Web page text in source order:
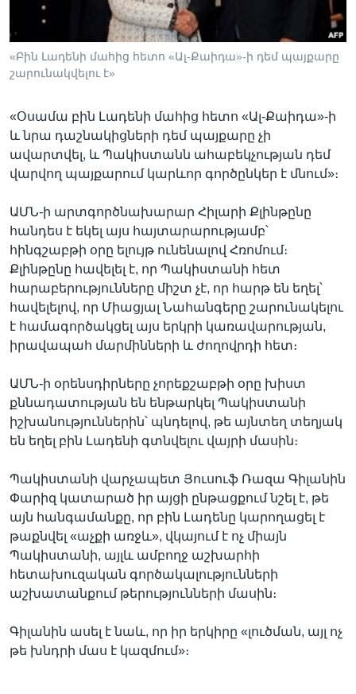
Լեզուներ
«Բին Լադենի մահից հետո «Ալ-Քաիդա»-ի դեմ պայքարը
շարունակվելու է»
«Օսամա բին Լադենի մահից հետո «Ալ-Քաիդա»-ի
և նրա դաշնակիցների դեմ պայքարը չի
ավարտվել, և Պակիստանն ահաբեկչության դեմ
վարվող պայքարում կարևոր գործընկեր է մնում»։
ԱՄՆ-ի արտգործնախարար Հիլարի Քլինթընը
հանդես է եկել այս հայտարարությամբ՝
հինգշաբթի օրը ելույթ ունենալով Հռոմում։
Քլինթընը հավելել է, որ Պակիստանի հետ
հարաբերությունները միշտ չէ, որ հարթ են եղել՝
հավելելով, որ Միացյալ Նահանգերը շարունակելու
է համագործակցել այս երկրի կառավարության,
իրավապահ մարմինների և ժողովրդի հետ։
ԱՄՆ-ի օրենսդիրները չորեքշաբթի օրը խիստ
քննադատության են ենթարկել Պակիստանի
իշխանություններին՝ պնդելով, թե այնտեղ տեղյակ
են եղել բին Լադենի գտնվելու վայրի մասին։
Պակիստանի վարչապետ Յուսուֆ Ռազա Գիլանին
Փարիզ կատարած իր այցի ընթացքում նշել է, թե
այն հանգամանքը, որ բին Լադենը կարողացել է
թաքնվել «աչքի առջև», վկայում է ոչ միայն
Պակիստանի, այլև ամբողջ աշխարհի
հետախուզական գործակալությունների
աշխատանքում թերությունների մասին։
Գիլանին ասել է նաև, որ իր երկիրը «լուծման, այլ ոչ
թե խնդրի մաս է կազմում»։